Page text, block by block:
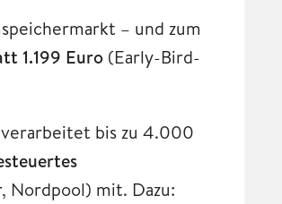
– und zum
1.199 Euro (Early-Bird-
bis zu 4.000
Nordpool) mit. Dazu: